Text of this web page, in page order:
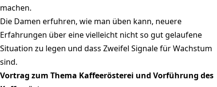
machen.
Die Damen erfuhren, wie man üben kann, neuere
Erfahrungen über eine vielleicht nicht so gut gelaufene
Situation zu legen und dass Zweifel Signale für Wachstum
sind.
Vortrag zum Thema Kaffeerösterei und Vorführung des